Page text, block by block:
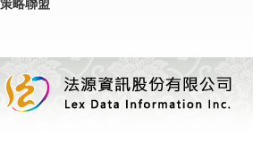
策略聯盟